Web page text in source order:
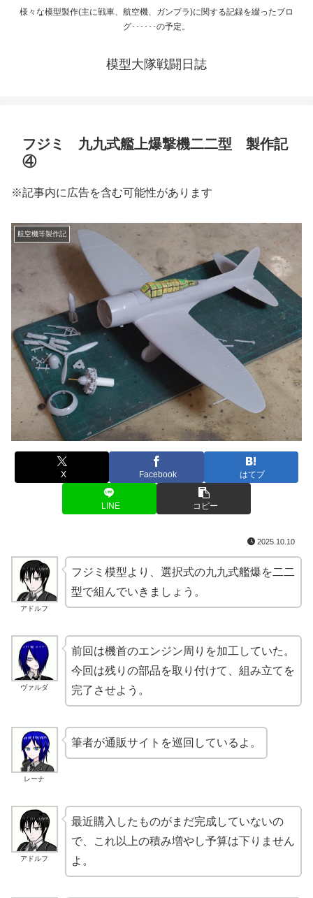
様々な模型製作(主に戦車、航空機、ガンプラ)に関する記録を綴ったブロ
グ･･････の予定。
模型大隊戦闘日誌
フジミ 九九式艦上爆撃機二二型 製作記
④
※記事内に広告を含む可能性があります
航空機等製作記
X Facebook はてブ
LINE コピー
2025.10.10
アドルフ
フジミ模型より、選択式の九九式艦爆を二二
型で組んでいきましょう。
ヴァルダ
前回は機首のエンジン周りを加工していた。
今回は残りの部品を取り付けて、組み立てを
完了させよう。
レーナ
筆者が通販サイトを巡回しているよ。
アドルフ
最近購入したものがまだ完成していないの
で、これ以上の積み増やし予算は下りません
よ。